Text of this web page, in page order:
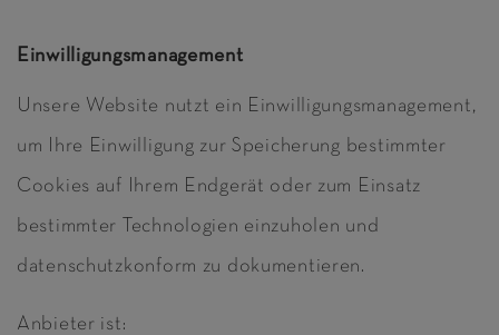
Einwilligungsmanagement
Unsere Website nutzt ein Einwilligungsmanagement,
um Ihre Einwilligung zur Speicherung bestimmter
Cookies auf Ihrem Endgerät oder zum Einsatz
bestimmter Technologien einzuholen und
datenschutzkonform zu dokumentieren.
Anbieter ist: